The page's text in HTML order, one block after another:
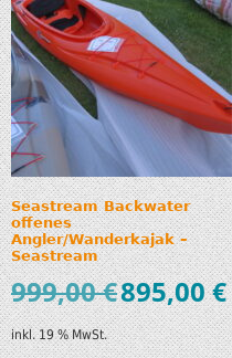
Seastream Backwater
offenes
Angler/Wanderkajak –
Seastream
999,00€895,00€
inkl. 19 % MwSt.